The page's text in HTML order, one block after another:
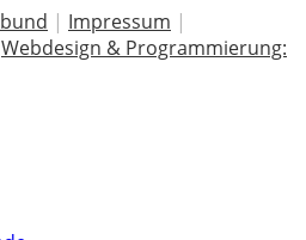
| Impressum |
Webdesign & Programmierung: